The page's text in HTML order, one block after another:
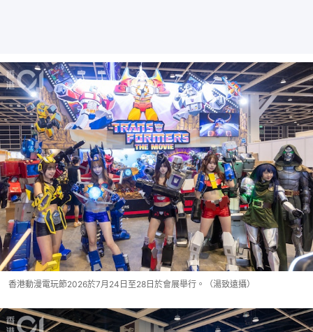
香港動漫電玩節2026於7月24日至28日於會展舉行。（湯致遠攝）